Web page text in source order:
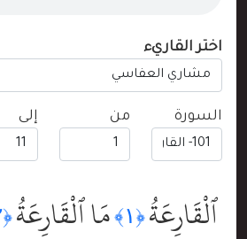
اختر القاريء
السورة من إلى
ٱلْقَارِعَةُ﴿١﴾ مَا ٱلْقَارِعَةُ﴿٢﴾